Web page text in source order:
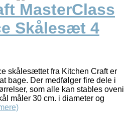
MasterClass
Skålesæt 4
skålesættet fra Kitchen Craft er
bage. Der medfølger fire dele i
som alle kan stables oveni
måler 30 cm. i diameter og